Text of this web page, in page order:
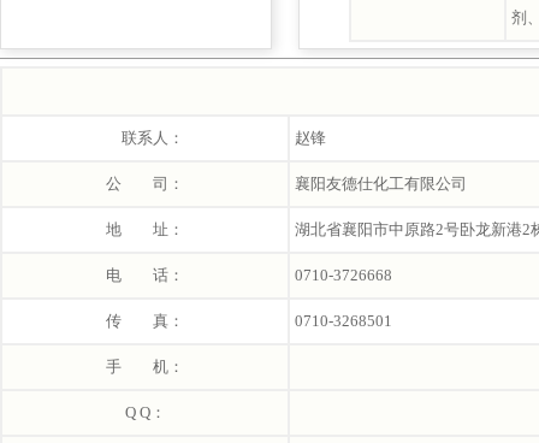
剂
联系人： 赵锋
公 司： 襄阳友德仕化工有限公司
地 址： 湖北省襄阳市中原路2号卧龙新港2
电 话： 0710-3726668
传 真： 0710-3268501
手 机：
Q Q：